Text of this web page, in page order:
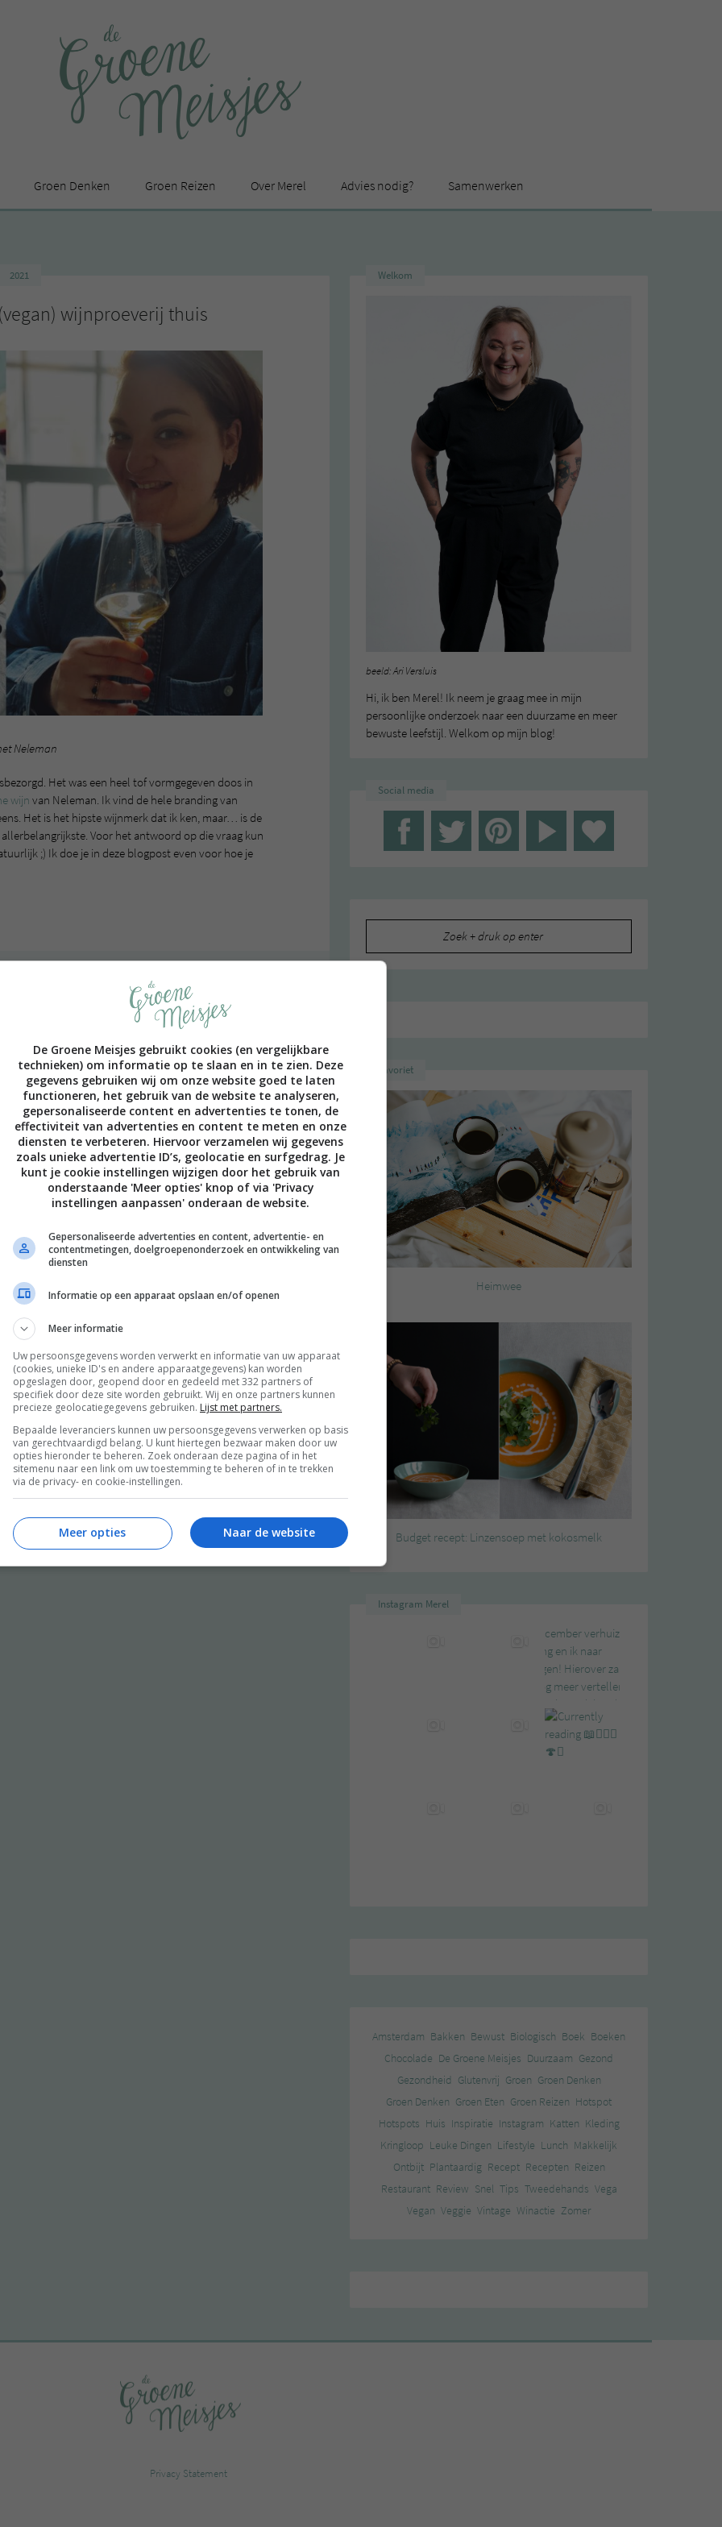
Groen Denken Groen Reizen Over Merel Advies nodig? Samenwerken
2021
wijnproeverij thuis
Neleman
Het was een heel tof vormgegeven doos in
wijn van Neleman. Ik vind de hele branding van
Het is het hipste wijnmerk dat ik ken, maar… is de
Voor het antwoord op die vraag kun
;) Ik doe je in deze blogpost even voor hoe je
| NEXT PAGE »
Welkom
beeld: Ari Versluis
Hi, ik ben Merel! Ik neem je graag mee in mijn
persoonlijke onderzoek naar een duurzame en meer
bewuste leefstijl. Welkom op mijn blog!
Social media
Favoriet
Heimwee
Budget recept: Linzensoep met kokosmelk
Instagram Merel
Amsterdam Bakken Bewust Biologisch Boek Boeken
Chocolade De Groene Meisjes Duurzaam Gezond
Gezondheid Glutenvrij Groen Groen Denken
Groen Denken Groen Eten Groen Reizen Hotspot
Hotspots Huis Inspiratie Instagram Katten Kleding
Kringloop Leuke Dingen Lifestyle Lunch Makkelijk
Ontbijt Plantaardig Recept Recepten Reizen
Restaurant Review Snel Tips Tweedehands Vega
Vegan Veggie Vintage Winactie Zomer
Privacy Statement
De Groene Meisjes gebruikt cookies (en vergelijkbare
technieken) om informatie op te slaan en in te zien. Deze
gegevens gebruiken wij om onze website goed te laten
functioneren, het gebruik van de website te analyseren,
gepersonaliseerde content en advertenties te tonen, de
effectiviteit van advertenties en content te meten en onze
diensten te verbeteren. Hiervoor verzamelen wij gegevens
zoals unieke advertentie ID’s, geolocatie en surfgedrag. Je
kunt je cookie instellingen wijzigen door het gebruik van
onderstaande 'Meer opties' knop of via 'Privacy
instellingen aanpassen' onderaan de website.
Gepersonaliseerde advertenties en content, advertentie- en
contentmetingen, doelgroepenonderzoek en ontwikkeling van
diensten
Informatie op een apparaat opslaan en/of openen
Meer informatie
Uw persoonsgegevens worden verwerkt en informatie van uw apparaat
(cookies, unieke ID's en andere apparaatgegevens) kan worden
opgeslagen door, geopend door en gedeeld met 332 partners of
specifiek door deze site worden gebruikt. Wij en onze partners kunnen
precieze geolocatiegegevens gebruiken. Lijst met partners.
Bepaalde leveranciers kunnen uw persoonsgegevens verwerken op basis
van gerechtvaardigd belang. U kunt hiertegen bezwaar maken door uw
opties hieronder te beheren. Zoek onderaan deze pagina of in het
sitemenu naar een link om uw toestemming te beheren of in te trekken
via de privacy- en cookie-instellingen.
Naar de website
Meer opties